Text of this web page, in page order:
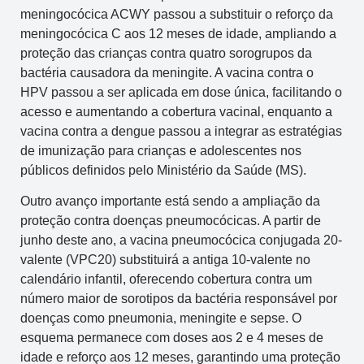
meningocócica ACWY passou a substituir o reforço da
meningocócica C aos 12 meses de idade, ampliando a
proteção das crianças contra quatro sorogrupos da
bactéria causadora da meningite. A vacina contra o
HPV passou a ser aplicada em dose única, facilitando o
acesso e aumentando a cobertura vacinal, enquanto a
vacina contra a dengue passou a integrar as estratégias
de imunização para crianças e adolescentes nos
públicos definidos pelo Ministério da Saúde (MS).
Outro avanço importante está sendo a ampliação da
proteção contra doenças pneumocócicas. A partir de
junho deste ano, a vacina pneumocócica conjugada 20-
valente (VPC20) substituirá a antiga 10-valente no
calendário infantil, oferecendo cobertura contra um
número maior de sorotipos da bactéria responsável por
doenças como pneumonia, meningite e sepse. O
esquema permanece com doses aos 2 e 4 meses de
idade e reforço aos 12 meses, garantindo uma proteção